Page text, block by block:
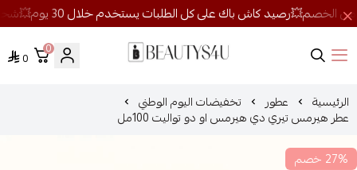
روائح الجمال
0
0
الرئيسية عطور تخفيضات اليوم الوطني
عطر هيرمس تيري دي هيرمس او دو تواليت 100مل
27% خصم